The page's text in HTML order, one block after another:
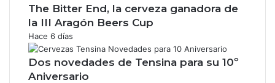
The Bitter End, la cerveza ganadora de
la III Aragón Beers Cup
Hace 6 días
Dos novedades de Tensina para su 10º
Aniversario